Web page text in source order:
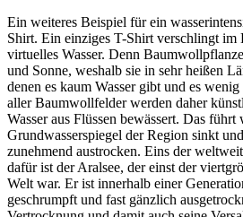
Ein weiteres Beispiel für ein
Shirt. Ein einziges T-Shirt verschlingt
virtuelles Wasser. Denn
und Sonne, weshalb sie in sehr heißen
denen es kaum Wasser gibt und es
aller Baumwollfelder werden daher
Wasser aus Flüssen bewässert. Das führt
Grundwasserspiegel der Region sinkt
zunehmend austrocken. Eins der
dafür ist der Aralsee, der einst der
Welt war. Er ist innerhalb einer
geschrumpft und fast gänzlich